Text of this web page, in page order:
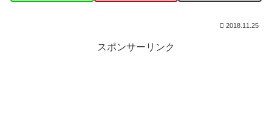
2018.11.25
スポンサーリンク